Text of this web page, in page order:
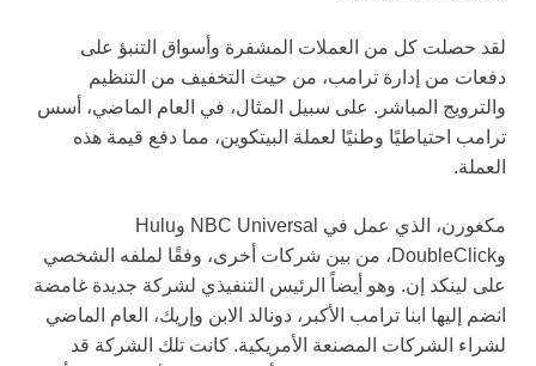
لقد حصلت كل من العملات المشفرة وأسواق التنبؤ على
دفعات من إدارة ترامب، من حيث التخفيف من التنظيم
والترويج المباشر. على سبيل المثال، في العام الماضي، أسس
ترامب احتياطيًا وطنيًا لعملة البيتكوين، مما دفع قيمة هذه
العملة.
مكغورن، الذي عمل في NBC Universal وHulu
وDoubleClick، من بين شركات أخرى، وفقًا لملفه الشخصي
على لينكد إن. وهو أيضاً الرئيس التنفيذي لشركة جديدة غامضة
انضم إليها ابنا ترامب الأكبر، دونالد الابن وإريك، العام الماضي
لشراء الشركات المصنعة الأمريكية. كانت تلك الشركة قد